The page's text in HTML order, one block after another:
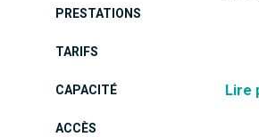
PRESTATIONS
TARIFS
CAPACITÉ
ACCÈS
Le
Lire